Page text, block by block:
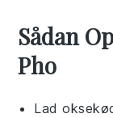
Sådan
Pho
Lad